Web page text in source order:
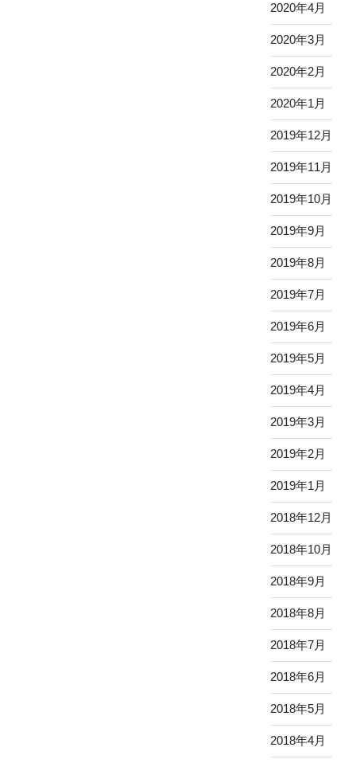
2020年4月
2020年3月
2020年2月
2020年1月
2019年12月
2019年11月
2019年10月
2019年9月
2019年8月
2019年7月
2019年6月
2019年5月
2019年4月
2019年3月
2019年2月
2019年1月
2018年12月
2018年10月
2018年9月
2018年8月
2018年7月
2018年6月
2018年5月
2018年4月